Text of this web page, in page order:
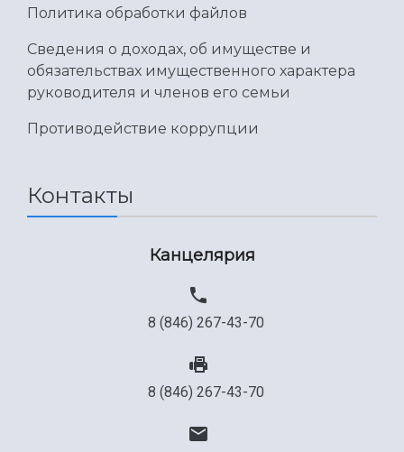
Политика обработки файлов
Сведения о доходах, об имуществе и
обязательствах имущественного характера
руководителя и членов его семьи
Противодействие коррупции
Контакты
Канцелярия
8 (846) 267-43-70
8 (846) 267-43-70